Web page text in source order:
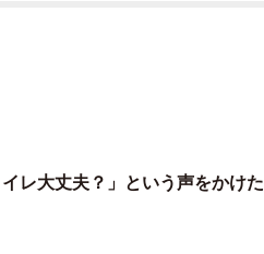
イレ大丈夫？」という声をかけ